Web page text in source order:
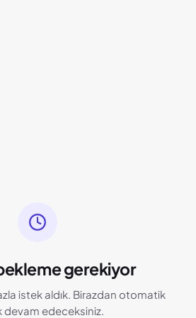
gerekiyor
istek aldık. Birazdan otomatik
devam edeceksiniz.